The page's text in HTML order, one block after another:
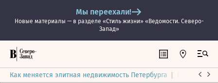
Мы переехали!
Новые материалы — в разделе «Стиль жизни» «Ведомости. Северо-
Запад»
Как меняется элитная недвижимость Петербурга Ситуация